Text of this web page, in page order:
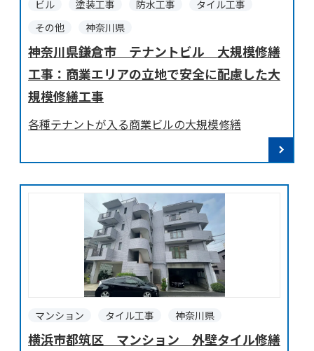
ビル 塗装工事 防水工事
タイル工事
その他
神奈川県
神奈川県鎌倉市 テナントビル 大規模修繕
工事：商業エリアの立地で安全に配慮した大
規模修繕工事
各種テナントが入る商業ビルの大規模修繕
マンション タイル工事 神奈川県
横浜市都筑区 マンション 外壁タイル修繕